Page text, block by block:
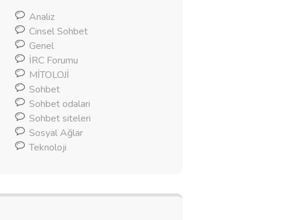
Analiz
Cinsel Sohbet
Genel
İRC Forumu
MİTOLOJİ
Sohbet
Sohbet odalari
Sohbet siteleri
Sosyal Ağlar
Teknoloji